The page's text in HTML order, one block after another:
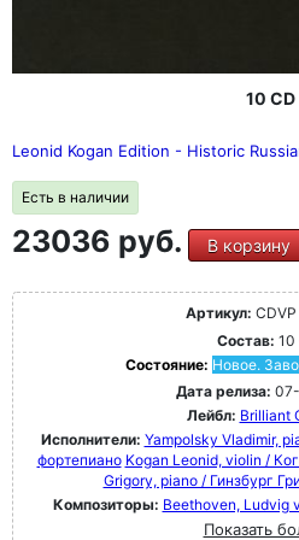
10 CD
Leonid Kogan Edition - Historic
Есть в наличии
23036 руб. В корзину
Артикул:
Состав: 10
Состояние: Новое.
Дата релиза:
Лейбл: Brilliant
Исполнители: Yampolsky Vladimir,
фортепиано Kogan Leonid, violin /
Grigory, piano / Гинзбург
Композиторы: Beethoven, Ludvig
Показать